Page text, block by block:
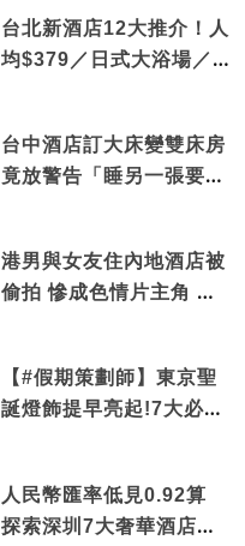
台北新酒店12大推介！人
均$379／日式大浴場／1
台中酒店訂大床變雙床房
竟放警告「睡另一張要加
港男與女友住內地酒店被
偷拍 慘成色情片主角 鏡
【#假期策劃師】東京聖
誕燈飾提早亮起!7大必去
人民幣匯率低見0.92算
探索深圳7大奢華酒店體